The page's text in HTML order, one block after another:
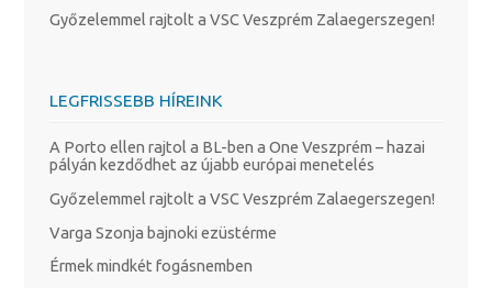
Győzelemmel rajtolt a VSC Veszprém Zalaegerszegen!
LEGFRISSEBB HÍREINK
A Porto ellen rajtol a BL-ben a One Veszprém – hazai
pályán kezdődhet az újabb európai menetelés
Győzelemmel rajtolt a VSC Veszprém Zalaegerszegen!
Varga Szonja bajnoki ezüstérme
Érmek mindkét fogásnemben